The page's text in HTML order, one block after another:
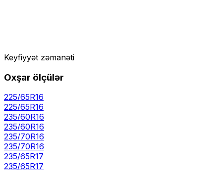
Keyfiyyət zəmanəti
Oxşar ölçülər
225/65R16
225/65R16
235/60R16
235/60R16
235/70R16
235/70R16
235/65R17
235/65R17